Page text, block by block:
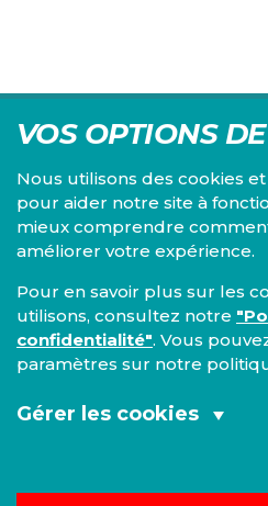
VOS OPTIONS
Nous utilisons des cookies
pour aider notre site à
mieux comprendre
améliorer votre expérience.
Pour en savoir plus sur les
utilisons, consultez notre
confidentialité". Vous
paramètres sur notre
Gérer les cookies
Centre d'études du PS,
consacre à la recherche sur
économique, social, financier,
éthique, juridique et
IEV
1000 Bruxelles